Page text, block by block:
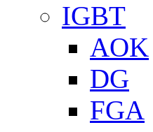
IGBT
AOK
DG
FGA